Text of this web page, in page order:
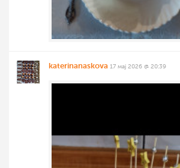
katerinanaskova 17 мај 2026 @ 20:39